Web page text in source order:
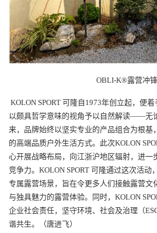
OBLI-K®露营冲
KOLON SPORT 可隆自1973年创立起，便着
以颇具哲学意味的视角予以自然解读——无
来，品牌始终以坚实专业的产品组合为根基
的高端品质户外生活方式。此次KOLON
心开展战略布局，向江浙沪地区辐射，进一
竞争力。KOLON SPORT 可隆通过这次活
专属露营场景，旨在令更多人们接触露营文
与独具魅力的露营体验。同时，KOLON
企业社会责任，坚守环境、社会及治理（
谐共生。（唐进飞）